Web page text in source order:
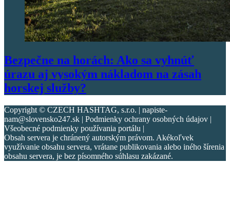
Bezpečne na horách: Ako sa vyhnúť
úrazu aj vysokým nákladom na zásah
horskej služby?
Copyright © CZECH HASHTAG, s.r.o. | napiste-
nam@slovensko247.sk | Podmienky ochrany osobných údajov |
Všeobecné podmienky používania portálu |
Obsah servera je chránený autorským právom. Akékoľvek
využívanie obsahu servera, vrátane publikovania alebo iného šírenia
obsahu servera, je bez písomného súhlasu zakázané.